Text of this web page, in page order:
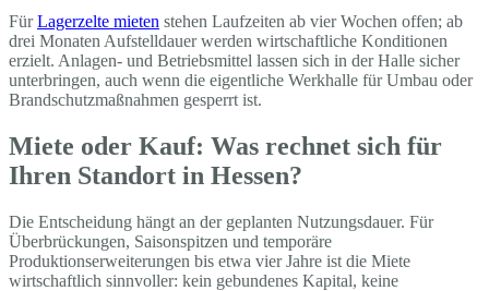
FürLagerzelte mieten stehen Laufzeiten ab vier Wochen offen; ab
drei Monaten Aufstelldauer werden wirtschaftliche Konditionen
erzielt. Anlagen- und Betriebsmittel lassen sich in der Halle sicher
unterbringen, auch wenn die eigentliche Werkhalle für Umbau oder
Brandschutzmaßnahmen gesperrt ist.
Miete oder Kauf: Was rechnet sich für
Ihren Standort in Hessen?
Die Entscheidung hängt an der geplanten Nutzungsdauer. Für
Überbrückungen, Saisonspitzen und temporäre
Produktionserweiterungen bis etwa vier Jahre ist die Miete
wirtschaftlich sinnvoller: kein gebundenes Kapital, keine